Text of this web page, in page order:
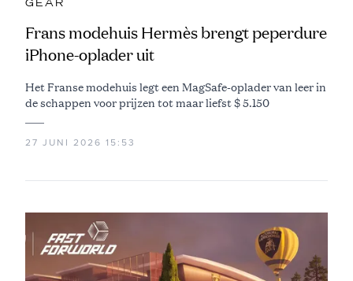
GEAR
Frans modehuis Hermès brengt peperdure
iPhone-oplader uit
Het Franse modehuis legt een MagSafe-oplader van leer in
de schappen voor prijzen tot maar liefst $ 5.150
27 JUNI 2026 15:53